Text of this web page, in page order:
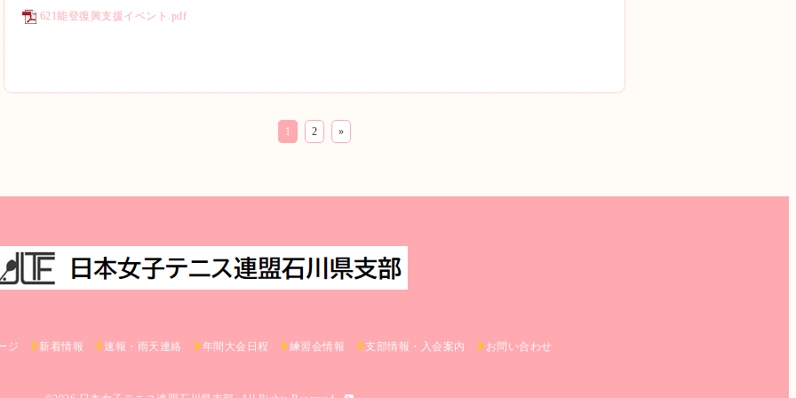
621能登復興支援イベント.pdf
1 2 »
ジ 新着情報 速報・雨天連絡 年間大会日程 練習会情報 支部情報・入会案内 お問い合わせ